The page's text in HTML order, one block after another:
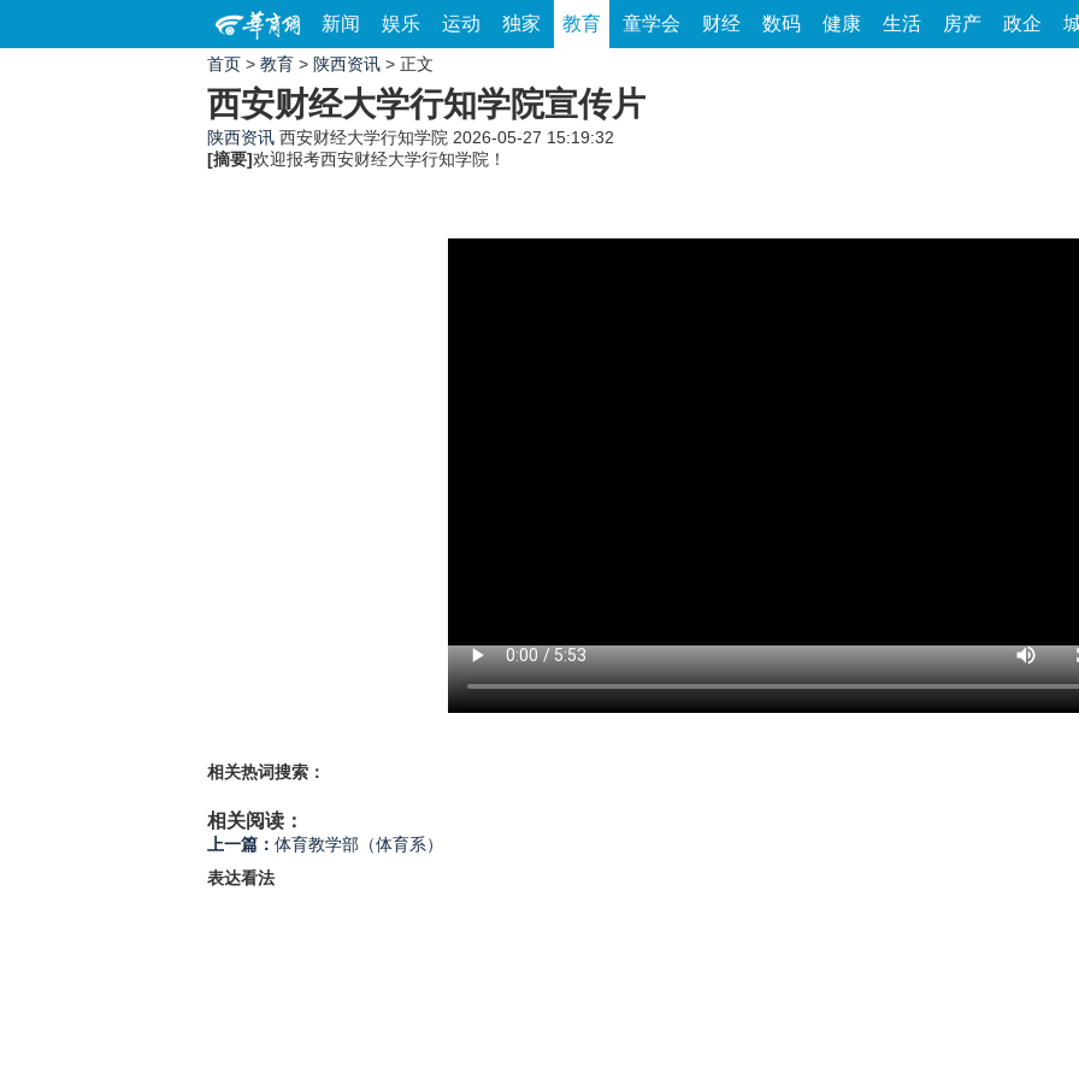
新闻 娱乐 运动 独家 教育 童学会 财经 数码 健康 生活 房产 政企
首页 > 教育 > 陕西资讯 > 正文
西安财经大学行知学院宣传片
陕西资讯 西安财经大学行知学院 2026-05-27 15:19:32
[摘要]欢迎报考西安财经大学行知学院！
相关热词搜索：
相关阅读：
上一篇： 体育教学部（体育系）
表达看法